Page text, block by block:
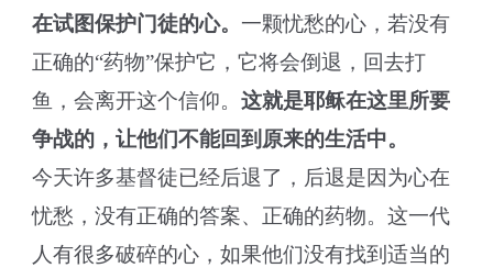
在试图保护门徒的心。 一颗忧愁的心，若没有
正确的“药物”保护它，它将会倒退，回去打
鱼，会离开这个信仰。这就是耶稣在这里所要
争战的，让他们不能回到原来的生活中。
今天许多基督徒已经后退了，后退是因为心在
忧愁，没有正确的答案、正确的药物。这一代
人有很多破碎的心，如果他们没有找到适当的